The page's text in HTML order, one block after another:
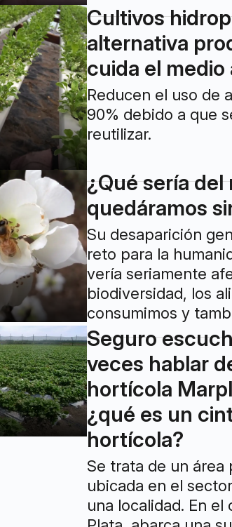
Cultivos
alternativa
cuida el
Reducen el uso de
90% debido a que
reutilizar.
¿Qué sería
quedáramos
Su desaparición
reto para la
vería seriamente
biodiversidad, los
consumimos y
Seguro
veces hablar
hortícola
¿qué es un
hortícola?
Se trata de un área
ubicada en el
una localidad. En el